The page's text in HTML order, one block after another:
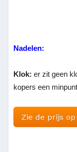
Nadelen:
Klok: er zit geen
kopers een
Zie de prijs